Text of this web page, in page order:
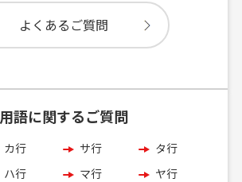
よくあるご質問
用語に関するご質問
カ行 サ行
タ行
ハ行 マ行
ヤ行